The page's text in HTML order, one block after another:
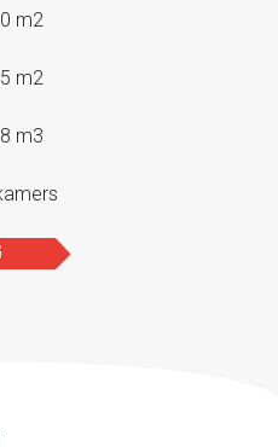
m2
m2
m3